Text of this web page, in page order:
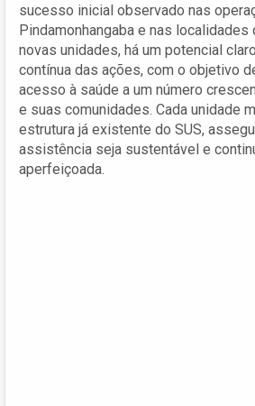
sucesso inicial observado nas
Pindamonhangaba e nas localidades
novas unidades, há um potencial
contínua das ações, com o objetivo
acesso à saúde a um número
e suas comunidades. Cada unidade
estrutura já existente do SUS,
assistência seja sustentável e
aperfeiçoada.